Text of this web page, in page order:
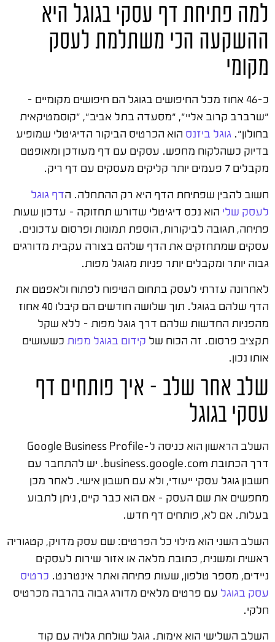
למה פתיחת דף עסקי בגוגל היא
ההשקעה הכי משתלמת לעסק
מקומי
כ-46 אחוז מכל החיפושים בגוגל הם חיפושים מקומיים –
"שרברב קרוב אליי", "מסעדה בתל אביב", "קוסמטיקאית
בחולון". גוגל ביזנס הוא הכרטיס הביקור הדיגיטלי שמופיע
בדיוק כשהלקוח מחפש. עסקים עם דף מעודכן ומאופטם
מקבלים 7 פעמים יותר קליקים מעסקים עם דף ריק.
חשוב להבין שפתיחת הדף היא רק ההתחלה. הדף גוגל
לעסק שלי הוא נכס דיגיטלי שדורש תחזוקה – עדכון שעות
פתיחה, תגובה לביקורות, הוספת תמונות ופרסום עדכונים.
עסקים שמתחזקים את הדף שלהם בצורה עקבית מדורגים
גבוה יותר ומקבלים יותר פניות מגוגל מפות.
לאחרונה עזרתי לעסק בתחום הטיפוח לפתוח ולאפטם את
הדף שלהם בגוגל. תוך שלושה חודשים הם קיבלו 40 אחוז
מהפניות החדשות שלהם דרך גוגל מפות – ללא שקל
תקציב פרסום. זה הכוח של קידום בגוגל מפות כשעושים
אותו נכון.
שלב אחר שלב – איך פותחים דף
עסקי בגוגל
השלב הראשון הוא כניסה ל-Google Business Profile
דרך הכתובת business.google.com. יש להתחבר עם
חשבון גוגל עסקי ייעודי, ולא עם חשבון אישי. לאחר מכן
מחפשים את שם העסק – אם הוא כבר קיים, ניתן לתבוע
בעלות. אם לא, פותחים דף חדש.
השלב השני הוא מילוי כל הפרטים: שם עסק מדויק, קטגוריה
ראשית ומשנית, כתובת מלאה או אזור שירות לעסקים
ניידים, מספר טלפון, שעות פתיחה ואתר אינטרנט. כרטיס
עסק בגוגל עם פרטים מלאים מדורג גבוה בהרבה מכרטיס
חלקי.
השלב השלישי הוא אימות. גוגל שולחת גלויה עם קוד